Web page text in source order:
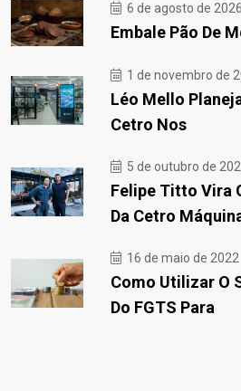
6 de agosto de 2026
Embale Pão De
1 de novembro de
Léo Mello
Cetro Nos
5 de outubro de
Felipe Titto Vira
Da Cetro
16 de maio de 2022
Como Utilizar O
Do FGTS Para